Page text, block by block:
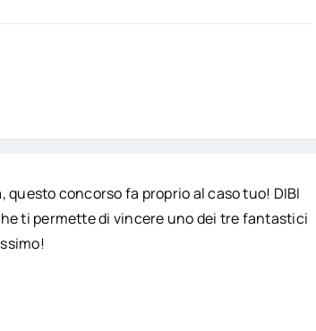
concorso fa proprio al caso tuo! DIBI
ti permette di vincere uno dei tre fantastici